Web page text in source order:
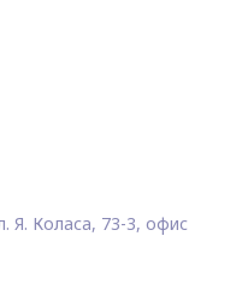
Я. Коласа, 73-3, офис